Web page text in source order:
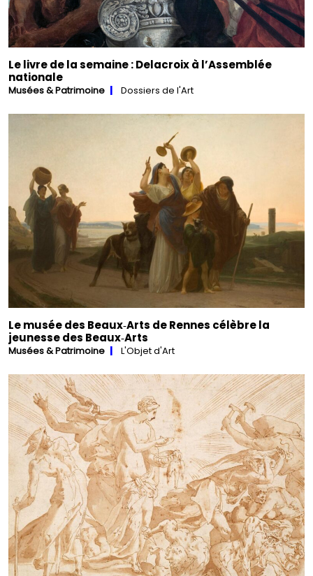
Le livre de la semaine : Delacroix à l’Assemblée
nationale
Musées & Patrimoine Dossiers de l'Art
Le musée des Beaux‑Arts de Rennes célèbre la
jeunesse des Beaux‑Arts
Musées & Patrimoine L'Objet d'Art